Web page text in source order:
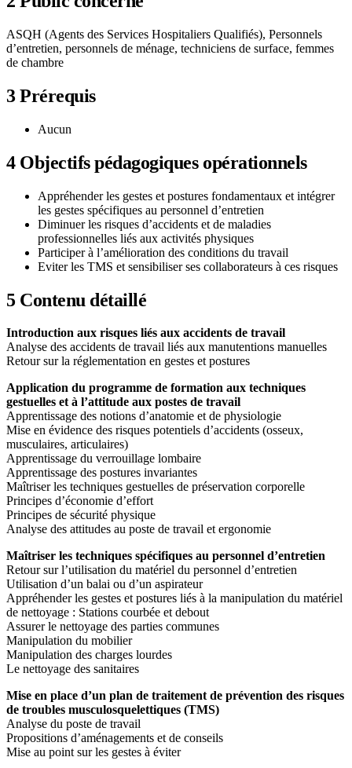
ASQH (Agents des Services Hospitaliers Qualifiés), Personnels
d’entretien, personnels de ménage, techniciens de surface, femmes
de chambre
3Prérequis
Aucun
4Objectifs pédagogiques opérationnels
Appréhender les gestes et postures fondamentaux et intégrer
les gestes spécifiques au personnel d’entretien
Diminuer les risques d’accidents et de maladies
professionnelles liés aux activités physiques
Participer à l’amélioration des conditions du travail
Eviter les TMS et sensibiliser ses collaborateurs à ces risques
5Contenu détaillé
Introduction aux risques liés aux accidents de travail
Analyse des accidents de travail liés aux manutentions manuelles
Retour sur la réglementation en gestes et postures
Application du programme de formation aux techniques
gestuelles et à l’attitude aux postes de travail
Apprentissage des notions d’anatomie et de physiologie
Mise en évidence des risques potentiels d’accidents (osseux,
musculaires, articulaires)
Apprentissage du verrouillage lombaire
Apprentissage des postures invariantes
Maîtriser les techniques gestuelles de préservation corporelle
Principes d’économie d’effort
Principes de sécurité physique
Analyse des attitudes au poste de travail et ergonomie
Maîtriser les techniques spécifiques au personnel d’entretien
Retour sur l’utilisation du matériel du personnel d’entretien
Utilisation d’un balai ou d’un aspirateur
Appréhender les gestes et postures liés à la manipulation du matériel
de nettoyage : Stations courbée et debout
Assurer le nettoyage des parties communes
Manipulation du mobilier
Manipulation des charges lourdes
Le nettoyage des sanitaires
Mise en place d’un plan de traitement de prévention des risques
de troubles musculosquelettiques (TMS)
Analyse du poste de travail
Propositions d’aménagements et de conseils
Mise au point sur les gestes à éviter